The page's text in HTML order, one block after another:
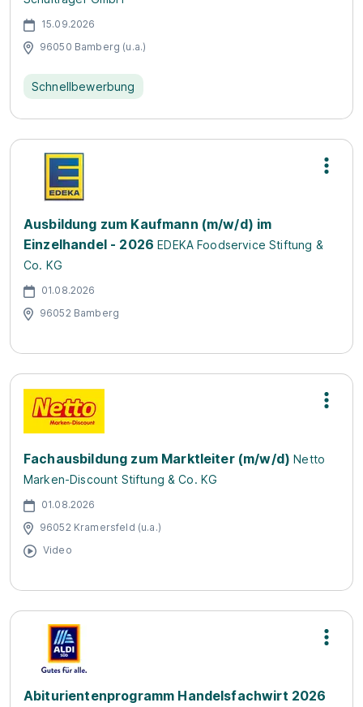
15.09.2026
96050 Bamberg (u.a.)
Schnellbewerbung
Ausbildung zum Kaufmann (m/w/d) im
Einzelhandel - 2026 EDEKA Foodservice Stiftung &
Co. KG
01.08.2026
96052 Bamberg
Fachausbildung zum Marktleiter (m/w/d) Netto
Marken-Discount Stiftung & Co. KG
01.08.2026
96052 Kramersfeld (u.a.)
Video
Abiturientenprogramm Handelsfachwirt 2026